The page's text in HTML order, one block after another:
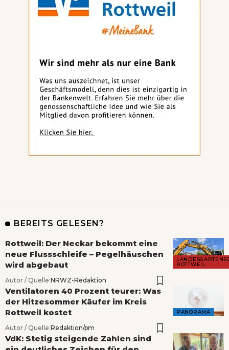
BEREITS GELESEN?
ROTTWEIL
Rottweil: Der Neckar bekommt eine
neue Flussschleife – Pegelhäuschen
wird abgebaut
Autor / Quelle:NRWZ-Redaktion
PANORAMA
Ventilatoren 40 Prozent teurer: Was
der Hitzesommer Käufer im Kreis
Rottweil kostet
Autor / Quelle:Redaktion/pm
VdK: Stetig steigende Zahlen sind